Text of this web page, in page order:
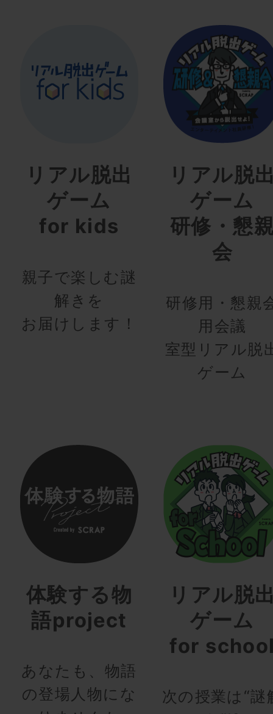
リアル脱出
ゲーム
for kids
親子で楽しむ謎
解きを
お届けします！
リアル脱
ゲーム
研修・懇
会
研修用・懇親
用会議
室型リアル脱
ゲーム
体験する物
語project
あなたも、物語
の登場人物にな
リアル脱
ゲーム
for
次の授業は“謎